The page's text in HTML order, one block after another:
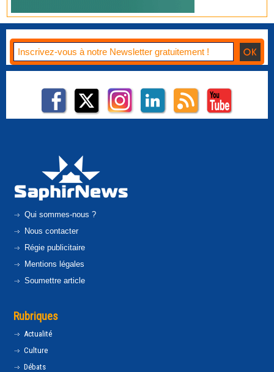
Qui sommes-nous ?
Nous contacter
Régie publicitaire
Mentions légales
Soumettre article
Rubriques
Actualité
Culture
Débats